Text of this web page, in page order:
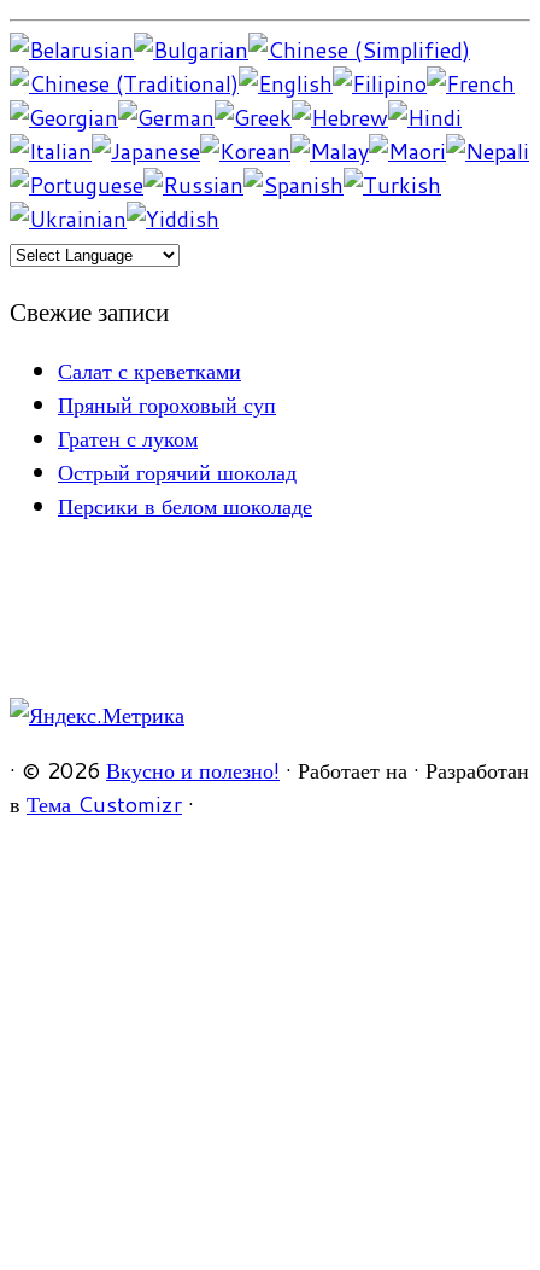
Свежие записи
Салат с креветками
Пряный гороховый суп
Гратен с луком
Острый горячий шоколад
Персики в белом шоколаде
· © 2026 Вкусно и полезно! · Работает на · Разработан
в Тема Customizr ·